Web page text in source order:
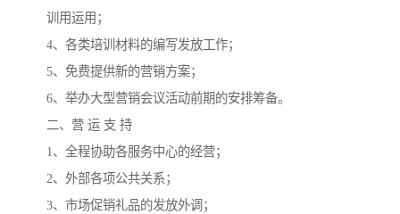
训用运用；
4、各类培训材料的编写发放工作；
5、免费提供新的营销方案；
6、举办大型营销会议活动前期的安排筹备。
二、营 运 支 持
1、全程协助各服务中心的经营；
2、外部各项公共关系；
3、市场促销礼品的发放外调；